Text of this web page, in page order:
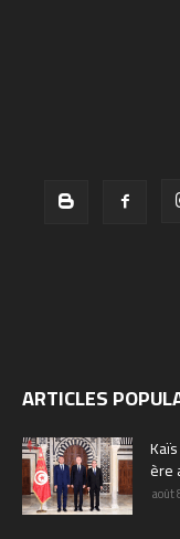
ARTICLES
ère
août